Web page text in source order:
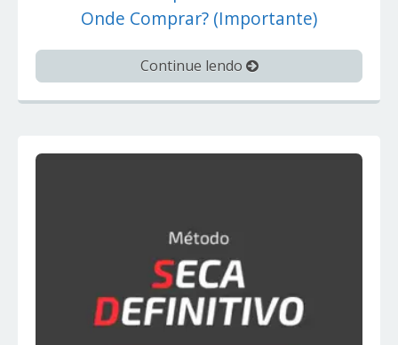
Onde Comprar? (Importante)
Continue lendo